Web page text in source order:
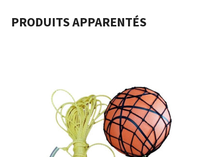
PRODUITS APPARENTÉS